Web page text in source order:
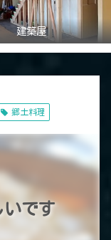
建築屋
郷土料理
いです